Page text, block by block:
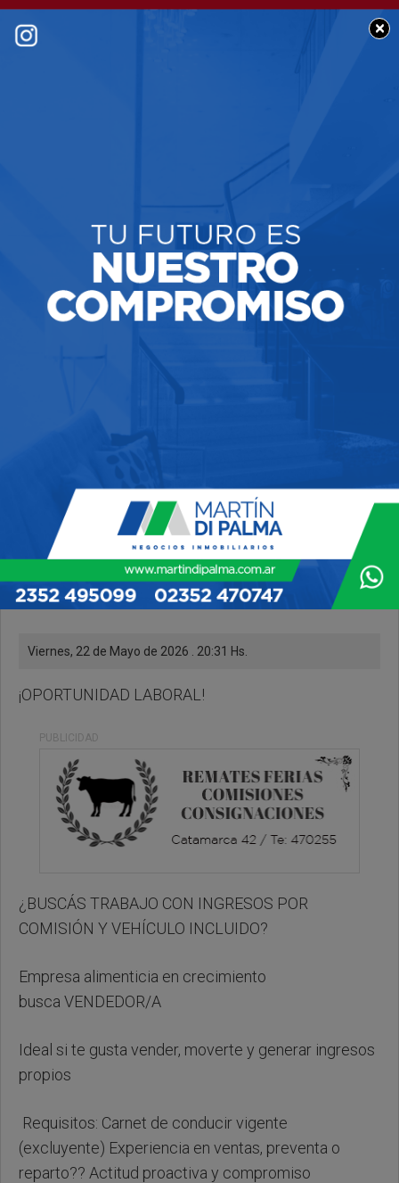
×
Gran oportunidad
Laboral: Estamos en la
búsqueda de un
vendedor/a
Viernes, 22 de Mayo de 2026 . 20:31 Hs.
¡OPORTUNIDAD LABORAL!
PUBLICIDAD
¿BUSCÁS TRABAJO CON INGRESOS POR
COMISIÓN Y VEHÍCULO INCLUIDO?
Empresa alimenticia en crecimiento
busca VENDEDOR/A
Ideal si te gusta vender, moverte y generar ingresos
propios
Requisitos: Carnet de conducir vigente
(excluyente) Experiencia en ventas, preventa o
reparto?? Actitud proactiva y compromiso